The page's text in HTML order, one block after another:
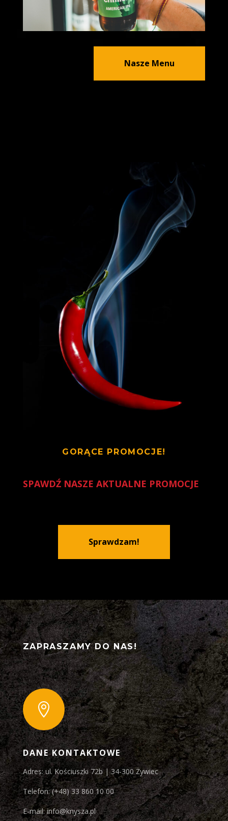
Nasze Menu
GORĄCE PROMOCJE!
SPAWDŹ NASZE AKTUALNE PROMOCJE
Sprawdzam!
ZAPRASZAMY DO NAS!

DANE KONTAKTOWE
Adres: ul. Kościuszki 72b | 34-300 Żywiec
Telefon: (+48) 33 860 10 00
E-mail: info@knysza.pl